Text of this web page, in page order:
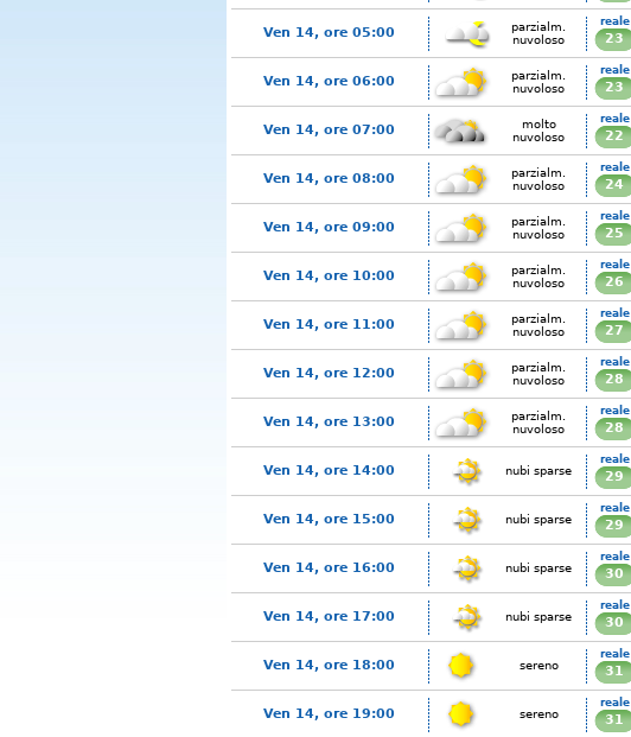
Ven 14, ore 05:00
parzialm.
nuvoloso
reale
23
Ven 14, ore 06:00
parzialm.
nuvoloso
reale
23
Ven 14, ore 07:00
molto
nuvoloso
reale
22
Ven 14, ore 08:00
parzialm.
nuvoloso
reale
24
Ven 14, ore 09:00
parzialm.
nuvoloso
reale
25
Ven 14, ore 10:00
parzialm.
nuvoloso
reale
26
Ven 14, ore 11:00
parzialm.
nuvoloso
reale
27
Ven 14, ore 12:00
parzialm.
nuvoloso
reale
28
Ven 14, ore 13:00
parzialm.
nuvoloso
reale
28
Ven 14, ore 14:00 nubi sparse
reale
29
Ven 14, ore 15:00 nubi sparse
reale
29
Ven 14, ore 16:00 nubi sparse
reale
30
Ven 14, ore 17:00 nubi sparse
reale
30
Ven 14, ore 18:00 sereno
reale
31
Ven 14, ore 19:00 sereno
reale
31